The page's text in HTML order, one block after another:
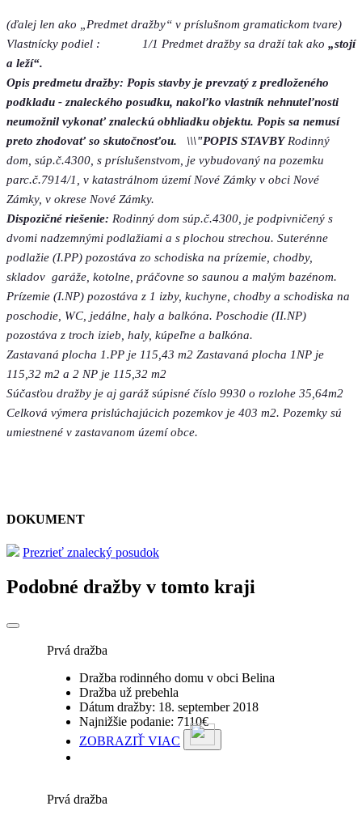
(ďalej len ako „Predmet dražby“ v príslušnom gramatickom tvare)
Vlastnícky podiel : 1/1 Predmet dražby sa draží tak ako „stojí
a leží“.
Opis predmetu dražby: Popis stavby je prevzatý z predloženého
podkladu - znaleckého posudku, nakoľko vlastník nehnuteľnosti
neumožnil vykonať znaleckú obhliadku objektu. Popis sa nemusí
preto zhodovať so skutočnosťou.
\\\"POPIS STAVBYRodinný
dom, súp.č.4300, s príslušenstvom, je vybudovaný na pozemku
parc.č.7914/1, v katastrálnom území Nové Zámky v obci Nové
Zámky, v okrese Nové Zámky.
Dispozičné riešenie: Rodinný dom súp.č.4300, je podpivničený s
dvomi nadzemnými podlažiami a s plochou strechou. Suterénne
podlažie (I.PP) pozostáva zo schodiska na prízemie, chodby,
skladov garáže, kotolne, práčovne so saunou a malým bazénom.
Prízemie (I.NP) pozostáva z 1 izby, kuchyne, chodby a schodiska na
poschodie, WC, jedálne, haly a balkóna. Poschodie (II.NP)
pozostáva z troch izieb, haly, kúpeľne a balkóna.
Zastavaná plocha 1.PP je 115,43 m2 Zastavaná plocha 1NP je
115,32 m2 a 2 NP je 115,32 m2
Súčasťou dražby je aj garáž súpisné číslo 9930 o rozlohe 35,64m2
Celková výmera prislúchajúcich pozemkov je 403 m2. Pozemky sú
umiestnené v zastavanom území obce.
DOKUMENT
Prezrieť znalecký posudok
Podobné dražby v tomto kraji
Prvá dražba
Dražba rodinného domu v obci Belina
Dražba už prebehla
Dátum dražby: 18. september 2018
Najnižšie podanie: 7110€
ZOBRAZIŤ VIAC
Prvá dražba